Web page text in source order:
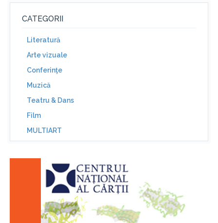
CATEGORII
Literatură
Arte vizuale
Conferinţe
Muzică
Teatru & Dans
Film
MULTIART